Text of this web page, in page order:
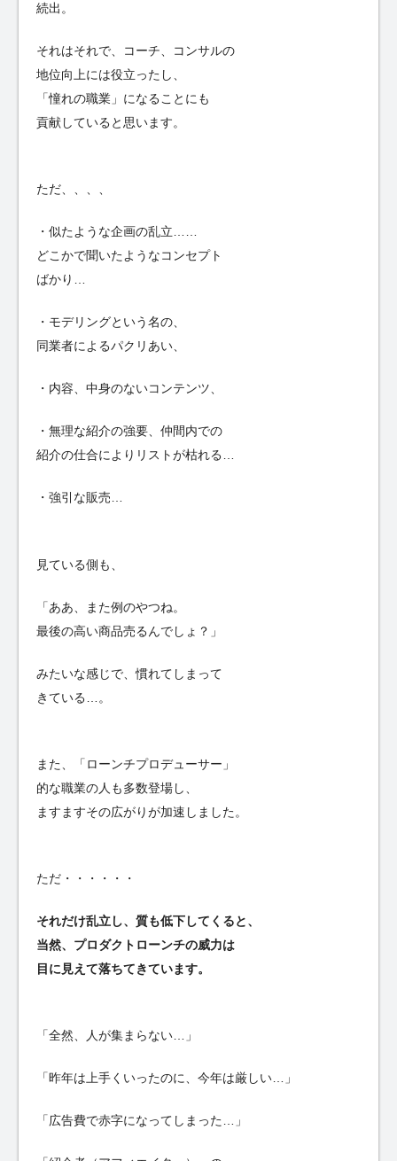
続出。
それはそれで、コーチ、コンサルの
地位向上には役立ったし、
「憧れの職業」になることにも
貢献していると思います。
ただ、、、、
・似たような企画の乱立……
どこかで聞いたようなコンセプト
ばかり…
・モデリングという名の、
同業者によるパクリあい、
・内容、中身のないコンテンツ、
・無理な紹介の強要、仲間内での
紹介の仕合によりリストが枯れる…
・強引な販売…
見ている側も、
「ああ、また例のやつね。
最後の高い商品売るんでしょ？」
みたいな感じで、慣れてしまって
きている…。
また、「ローンチプロデューサー」
的な職業の人も多数登場し、
ますますその広がりが加速しました。
ただ・・・・・・
それだけ乱立し、質も低下してくると、
当然、プロダクトローンチの威力は
目に見えて落ちてきています。
「全然、人が集まらない…」
「昨年は上手くいったのに、今年は厳しい…」
「広告費で赤字になってしまった…」